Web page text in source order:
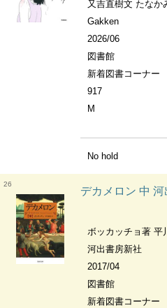
又吉直樹文 たなか
Gakken
2026/06
図書館
新着図書コーナー
917
M
No hold
26
デカメロン 中
ボッカッチョ著 平
河出書房新社
2017/04
図書館
新着図書コーナー